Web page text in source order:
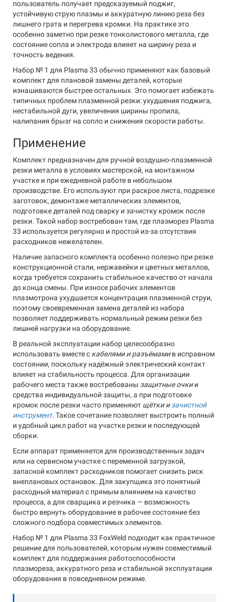
пользователь получает предсказуемый поджиг,
устойчивую струю плазмы и аккуратную линию реза без
лишнего грата и перегрева кромки. На практике это
особенно заметно при резке тонколистового металла, где
состояние сопла и электрода влияет на ширину реза и
точность ведения.
Набор № 1 для Plasma 33 обычно применяют как базовый
комплект для плановой замены деталей, которые
изнашиваются быстрее остальных. Это помогает избежать
типичных проблем плазменной резки: ухудшения поджига,
нестабильной дуги, увеличения ширины пропила,
налипания брызг на сопло и снижения скорости работы.
Применение
Комплект предназначен для ручной воздушно-плазменной
резки металла в условиях мастерской, на монтажном
участке и при ежедневной работе в небольшом
производстве. Его используют при раскрое листа, подрезке
заготовок, демонтаже металлических элементов,
подготовке деталей под сварку и зачистку кромок после
резки. Такой набор востребован там, где плазморез Plasma
33 используется регулярно и простой из-за отсутствия
расходников нежелателен.
Наличие запасного комплекта особенно полезно при резке
конструкционной стали, нержавейки и цветных металлов,
когда требуется сохранить стабильное качество от начала
до конца смены. При износе рабочих элементов
плазмотрона ухудшается концентрация плазменной струи,
поэтому своевременная замена деталей из набора
позволяет поддерживать нормальный режим резки без
лишней нагрузки на оборудование.
В реальной эксплуатации набор целесообразно
использовать вместе с кабелями и разъёмамив исправном
состоянии, поскольку надёжный электрический контакт
влияет на стабильность процесса. Для организации
рабочего места также востребованы защитные очкии
средства индивидуальной защиты, а при подготовке
кромок после резки часто применяют щётки изачистной
инструмент. Такое сочетание позволяет выстроить полный
и удобный цикл работ на участке резки и последующей
сборки.
Если аппарат применяется для производственных задач
или на сервисном участке с переменной загрузкой,
запасной комплект расходников помогает снизить риск
внеплановых остановок. Для закупщика это понятный
расходный материал с прямым влиянием на качество
процесса, а для сварщика и резчика — возможность
быстро вернуть оборудование в рабочее состояние без
сложного подбора совместимых элементов.
Набор № 1 для Plasma 33 FoxWeld подходит как практичное
решение для пользователей, которым нужен совместимый
комплект для поддержания работоспособности
плазмореза, аккуратного реза и стабильной эксплуатации
оборудования в повседневном режиме.